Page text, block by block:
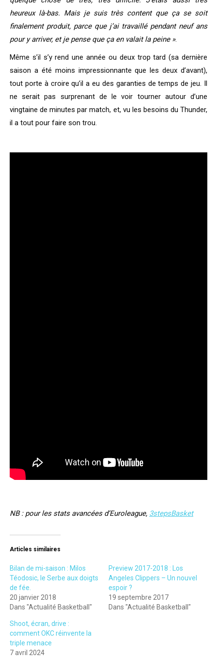
heureux là-bas. Mais je suis très content que ça se soit
finalement produit, parce que j’ai travaillé pendant neuf ans
pour y arriver, et je pense que ça en valait la peine ».
Même s’il s’y rend une année ou deux trop tard (sa dernière
saison a été moins impressionnante que les deux d’avant),
tout porte à croire qu’il a eu des garanties de temps de jeu. Il
ne serait pas surprenant de le voir tourner autour d’une
vingtaine de minutes par match, et, vu les besoins du Thunder,
il a tout pour faire son trou.
NB : pour les stats avancées d’Euroleague, 3stepsBasket
Articles similaires
Bilan de mi-saison : Milos
Téodosic, le Serbe aux doigts
de fée.
20 janvier 2018
Dans "Actualité Basketball"
Preview 2017-2018 : Los
Angeles Clippers – Un nouvel
espoir ?
19 septembre 2017
Dans "Actualité Basketball"
Shoot, écran, drive :
comment OKC réinvente la
triple menace
7 avril 2024